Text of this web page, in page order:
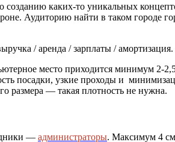
каких-то уникальных
Аудиторию найти в таком городе
/ аренда / зарплаты / амортизация.
место приходится минимум 2-
посадки, узкие проходы и
размера — такая плотность не нужна.
— администраторы. Максимум 4